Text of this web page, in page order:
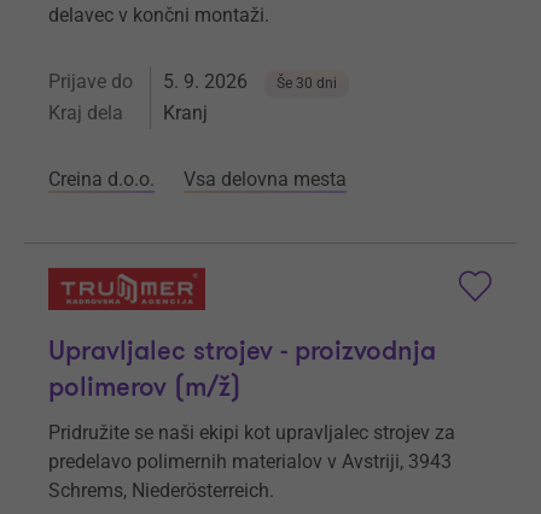
delavec v končni montaži.
Prijave do 5. 9. 2026 Še 30 dni
Kraj dela Kranj
Creina d.o.o. Vsa delovna mesta
Upravljalec strojev - proizvodnja
polimerov (m/ž)
Pridružite se naši ekipi kot upravljalec strojev za
predelavo polimernih materialov v Avstriji, 3943
Schrems, Niederösterreich.